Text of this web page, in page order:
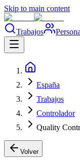
Skip to main content
Trabajos
España
Trabajos
Controlador
Quality
Volver